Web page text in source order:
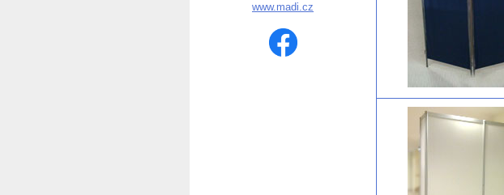
www.madi.cz